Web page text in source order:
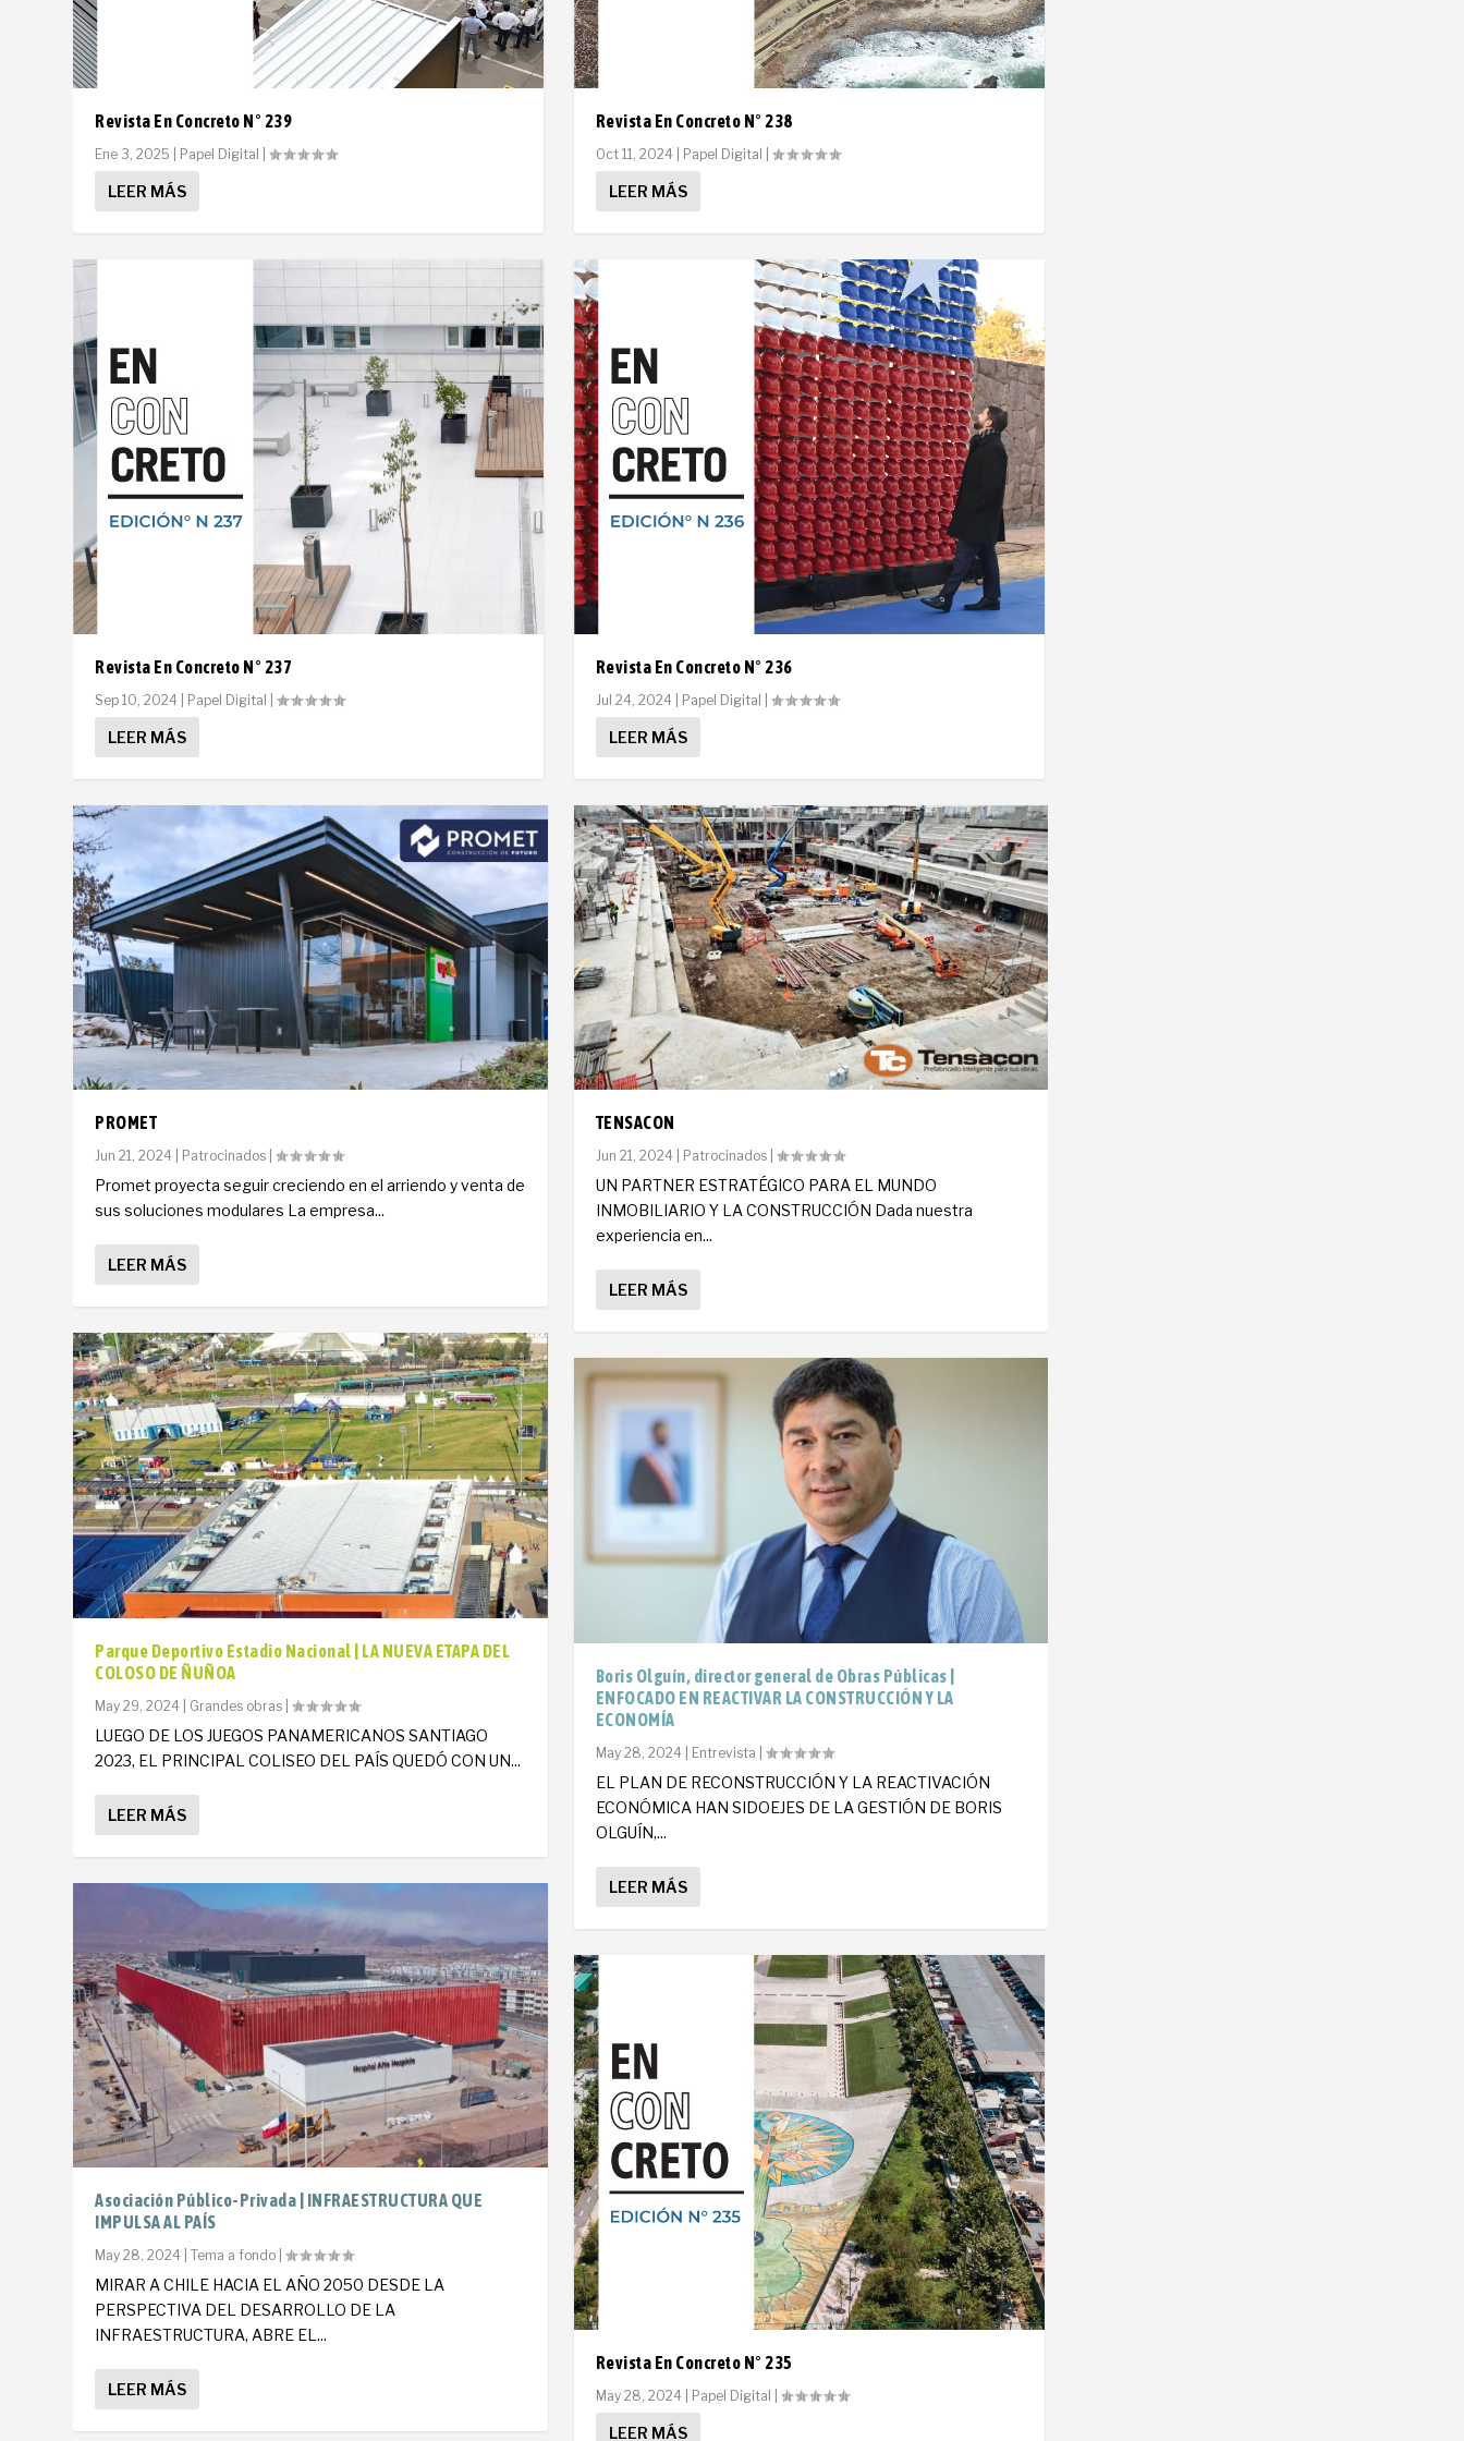
Revista En Concreto N° 239
Ene 3, 2025 Papel Digital |
LEER MÁS
Revista En Concreto N° 237
Sep 10, 2024 Papel Digital |
LEER MÁS
PROMET
Jun 21, 2024 Patrocinados |
Promet proyecta seguir creciendo en el arriendo y venta de
sus soluciones modulares La empresa...
LEER MÁS
Parque Deportivo Estadio Nacional | LA NUEVA ETAPA DEL
COLOSO DE ÑUÑOA
May 29, 2024 Grandes obras |
LUEGO DE LOS JUEGOS PANAMERICANOS SANTIAGO
2023, EL PRINCIPAL COLISEO DEL PAÍS QUEDÓ CON UN...
LEER MÁS
Asociación Público-Privada | INFRAESTRUCTURA QUE
IMPULSA AL PAÍS
May 28, 2024 |Tema a fondo |
MIRAR A CHILE HACIA EL AÑO 2050 DESDE LA
PERSPECTIVA DEL DESARROLLO DE LA
INFRAESTRUCTURA, ABRE EL...
LEER MÁS
Revista En Concreto N° 238
Oct 11, 2024| Papel Digital
LEER MÁS
Revista En Concreto N° 236
Jul 24, 2024| Papel Digital
LEER MÁS
TENSACON
Jun 21, 2024| Patrocinados|
UN PARTNER ESTRATÉGICO PARA EL MUNDO
INMOBILIARIO Y LA CONSTRUCCIÓN Dada nuestra
experiencia en...
LEER MÁS
Boris Olguín, director general de Obras Públicas |
ENFOCADO EN REACTIVAR LA CONSTRUCCIÓN Y LA
ECONOMÍA
May 28, 2024| Entrevista
EL PLAN DE RECONSTRUCCIÓN Y LA REACTIVACIÓN
ECONÓMICA HAN SIDOEJES DE LA GESTIÓN DE BORIS
OLGUÍN,...
LEER MÁS
Revista En Concreto N° 235
May 28, 2024| Papel Digital
LEER MÁS